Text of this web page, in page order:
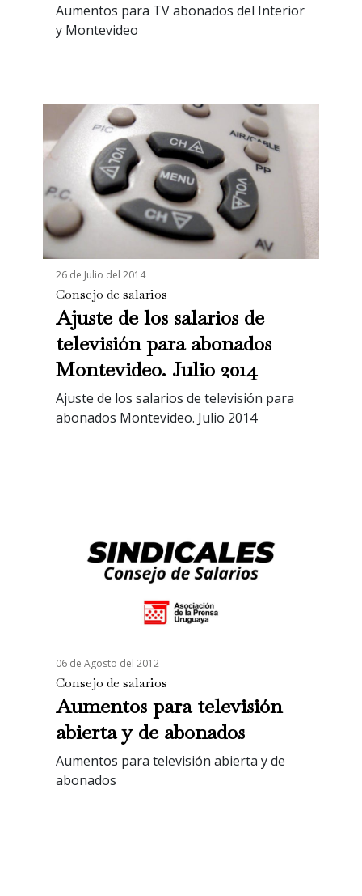
Aumentos para TV abonados del Interior
y Montevideo
26 de Julio del 2014
Consejo de salarios
Ajuste de los salarios de
televisión para abonados
Montevideo. Julio 2014
Ajuste de los salarios de televisión para
abonados Montevideo. Julio 2014
06 de Agosto del 2012
Consejo de salarios
Aumentos para televisión
abierta y de abonados
Aumentos para televisión abierta y de
abonados